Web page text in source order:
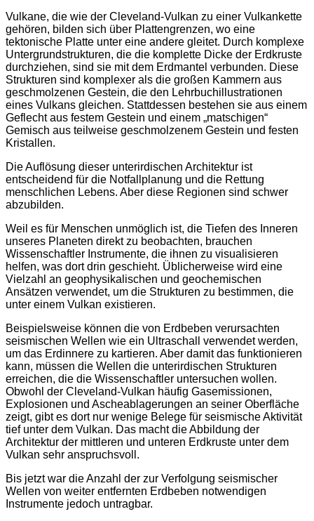
Vulkane, die wie der Cleveland-Vulkan zu einer Vulkankette
gehören, bilden sich über Plattengrenzen, wo eine
tektonische Platte unter eine andere gleitet. Durch komplexe
Untergrundstrukturen, die die komplette Dicke der Erdkruste
durchziehen, sind sie mit dem Erdmantel verbunden. Diese
Strukturen sind komplexer als die großen Kammern aus
geschmolzenen Gestein, die den Lehrbuchillustrationen
eines Vulkans gleichen. Stattdessen bestehen sie aus einem
Geflecht aus festem Gestein und einem „matschigen“
Gemisch aus teilweise geschmolzenem Gestein und festen
Kristallen.
Die Auflösung dieser unterirdischen Architektur ist
entscheidend für die Notfallplanung und die Rettung
menschlichen Lebens. Aber diese Regionen sind schwer
abzubilden.
Weil es für Menschen unmöglich ist, die Tiefen des Inneren
unseres Planeten direkt zu beobachten, brauchen
Wissenschaftler Instrumente, die ihnen zu visualisieren
helfen, was dort drin geschieht. Üblicherweise wird eine
Vielzahl an geophysikalischen und geochemischen
Ansätzen verwendet, um die Strukturen zu bestimmen, die
unter einem Vulkan existieren.
Beispielsweise können die von Erdbeben verursachten
seismischen Wellen wie ein Ultraschall verwendet werden,
um das Erdinnere zu kartieren. Aber damit das funktionieren
kann, müssen die Wellen die unterirdischen Strukturen
erreichen, die die Wissenschaftler untersuchen wollen.
Obwohl der Cleveland-Vulkan häufig Gasemissionen,
Explosionen und Ascheablagerungen an seiner Oberfläche
zeigt, gibt es dort nur wenige Belege für seismische Aktivität
tief unter dem Vulkan. Das macht die Abbildung der
Architektur der mittleren und unteren Erdkruste unter dem
Vulkan sehr anspruchsvoll.
Bis jetzt war die Anzahl der zur Verfolgung seismischer
Wellen von weiter entfernten Erdbeben notwendigen
Instrumente jedoch untragbar.